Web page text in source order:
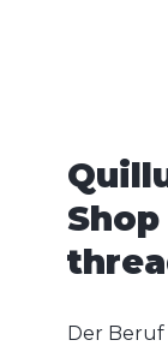
Der Beruf